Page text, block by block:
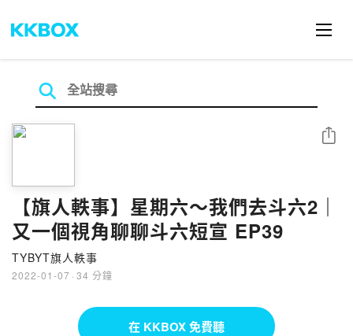
【旗人軼事】星期六～我們去斗六2｜
又一個視角聊聊斗六短宣 EP39
TYBYT旗人軼事
2022-01-07 · 34 分鐘
分享
在 KKBOX 免費聽